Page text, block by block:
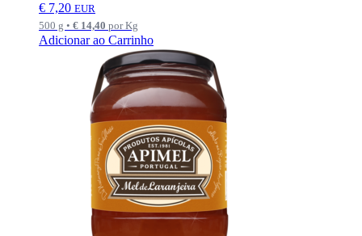
€ 7,20 EUR
500 g • € 14,40 por Kg
Adicionar ao Carrinho